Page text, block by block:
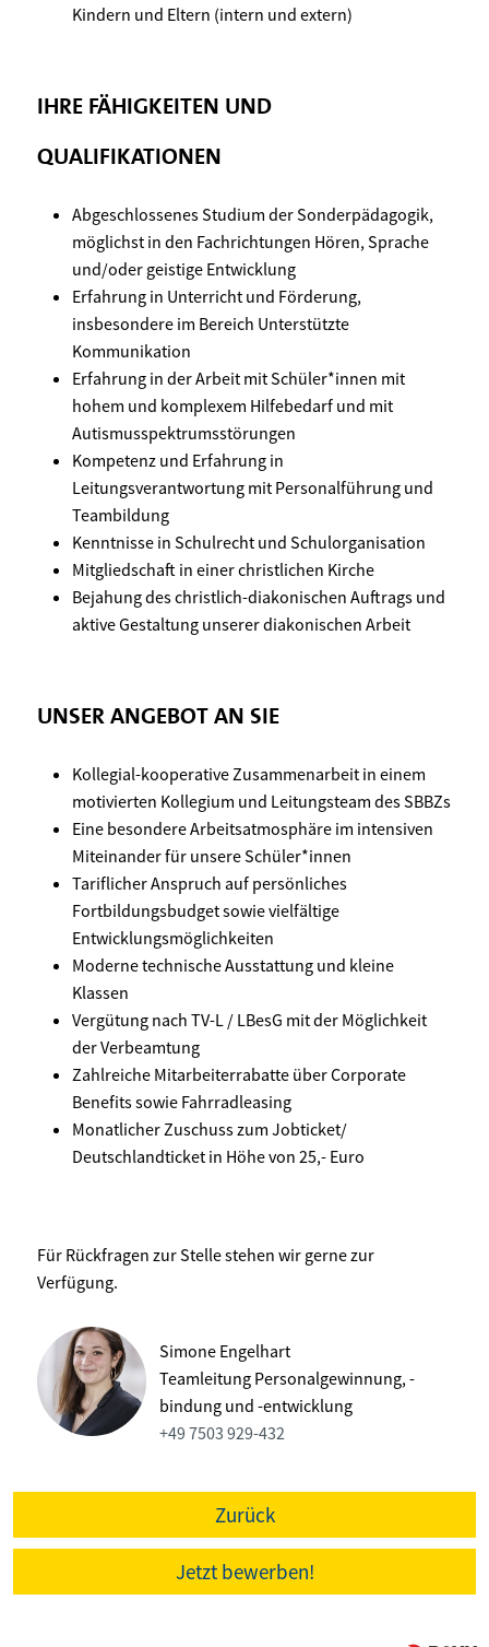
Kindern und Eltern (intern und extern)
IHRE FÄHIGKEITEN UND
QUALIFIKATIONEN
Abgeschlossenes Studium der Sonderpädagogik,
möglichst in den Fachrichtungen Hören, Sprache
und/oder geistige Entwicklung
Erfahrung in Unterricht und Förderung,
insbesondere im Bereich Unterstützte
Kommunikation
Erfahrung in der Arbeit mit Schüler*innen mit
hohem und komplexem Hilfebedarf und mit
Autismusspektrumsstörungen
Kompetenz und Erfahrung in
Leitungsverantwortung mit Personalführung und
Teambildung
Kenntnisse in Schulrecht und Schulorganisation
Mitgliedschaft in einer christlichen Kirche
Bejahung des christlich-diakonischen Auftrags und
aktive Gestaltung unserer diakonischen Arbeit
UNSER ANGEBOT AN SIE
Kollegial-kooperative Zusammenarbeit in einem
motivierten Kollegium und Leitungsteam des SBBZs
Eine besondere Arbeitsatmosphäre im intensiven
Miteinander für unsere Schüler*innen
Tariflicher Anspruch auf persönliches
Fortbildungsbudget sowie vielfältige
Entwicklungsmöglichkeiten
Moderne technische Ausstattung und kleine
Klassen
Vergütung nach TV-L / LBesG mit der Möglichkeit
der Verbeamtung
Zahlreiche Mitarbeiterrabatte über Corporate
Benefits sowie Fahrradleasing
Monatlicher Zuschuss zum Jobticket/
Deutschlandticket in Höhe von 25,- Euro
Für Rückfragen zur Stelle stehen wir gerne zur
Verfügung.
Simone Engelhart
Teamleitung Personalgewinnung, -
bindung und -entwicklung
+49 7503 929-432
Zurück
Jetzt bewerben!